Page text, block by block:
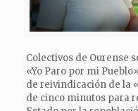
Colectivos de Ourense
«Yo Paro por mi
de reivindicación de la
de cinco minutos para